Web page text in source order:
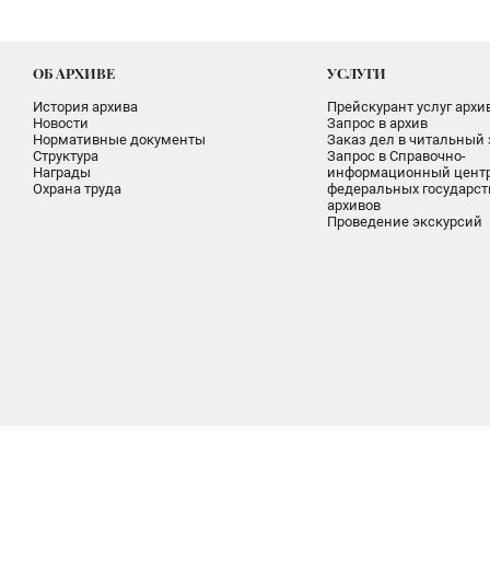
ОБ АРХИВЕ
История архива
Новости
Нормативные документы
Структура
Награды
Охрана труда
УСЛУГИ
Прейскурант услуг
Запрос в архив
Заказ дел в читальный
Запрос в Справочно-
информационный
федеральных
архивов
Проведение экскурсий